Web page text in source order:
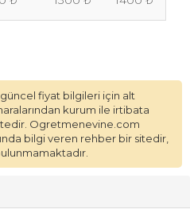
fiyat bilgileri için alt
kurum ile irtibata
Ogretmenevine.com
bilgi veren rehber bir sitedir,